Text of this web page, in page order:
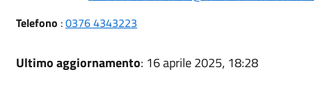
Telefono :0376 4343223
Ultimo aggiornamento: 16 aprile 2025, 18:28